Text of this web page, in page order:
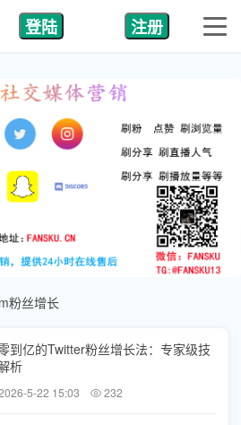
登陆 注册
粉丝增长
到亿的Twitter粉丝增长法：专家级技
析
5-22 15:03 232